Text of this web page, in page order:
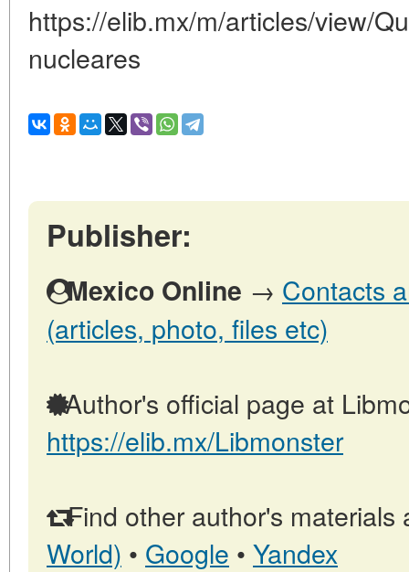
https://elib.mx/m/articles/view/
nucleares
Publisher:
Mexico Online → Contacts
(articles, photo, files etc)
Author's official page at
https://elib.mx/Libmonster
Find other author's materials
World) • Google • Yandex